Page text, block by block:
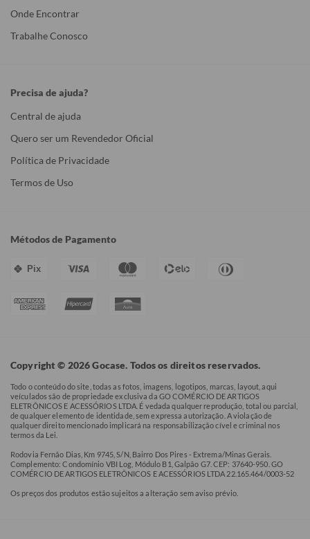
Onde Encontrar
Trabalhe Conosco
Precisa de ajuda?
Central de ajuda
Quero ser um Revendedor Oficial
Política de Privacidade
Termos de Uso
Métodos de Pagamento
Pix
Copyright © 2026 Gocase. Todos os direitos reservados.
Todo o conteúdo do site, todas as fotos, imagens, logotipos, marcas, layout, aqui
veículados são de propriedade exclusiva da GO COMÉRCIO DE ARTIGOS
ELETRÔNICOS E ACESSÓRIOS LTDA. É vedada qualquer reprodução, total ou parcial,
de qualquer elemento de identidade, sem expressa autorização. A violação de
qualquer direito mencionado implicará na responsabilização cível e criminal nos
termos da Lei.
Rodovia Fernão Dias, Km 9745, S/N, Bairro Dos Pires - Extrema/Minas Gerais.
Complemento: Condomínio VBI Log, Módulo B1, Galpão G7. CEP: 37640-950. GO
COMÉRCIO DE ARTIGOS ELETRÔNICOS E ACESSÓRIOS LTDA 22.165.464/0003-52
Os preços dos produtos estão sujeitos a alteração sem aviso prévio.